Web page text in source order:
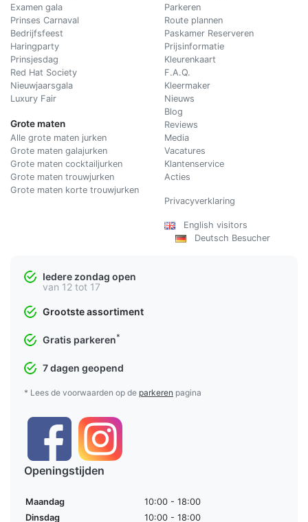
Examen gala
Prinses Carnaval
Bedrijfsfeest
Haringparty
Prinsjesdag
Red Hat Society
Nieuwjaarsgala
Luxury Fair
Grote maten
Alle grote maten jurken
Grote maten galajurken
Grote maten cocktailjurken
Grote maten trouwjurken
Grote maten korte trouwjurken
Parkeren
Route plannen
Paskamer Reserveren
Prijsinformatie
Kleurenkaart
F.A.Q.
Kleermaker
Nieuws
Blog
Reviews
Media
Vacatures
Klantenservice
Acties
Privacyverklaring
English visitors
Deutsch Besucher
Iedere zondag open
van 12 tot 17
Grootste assortiment
Gratis parkeren*
7 dagen geopend
* Lees de voorwaarden op de parkeren pagina
Openingstijden
Maandag
10:00 - 18:00
Dinsdag
10:00 - 18:00